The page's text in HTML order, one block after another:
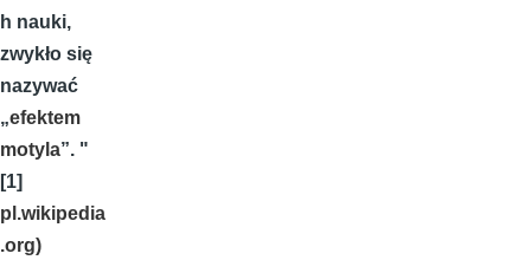
h nauki,
zwykło się
nazywać
„efektem
motyla”. "
[1]
pl.wikipedia
.org)